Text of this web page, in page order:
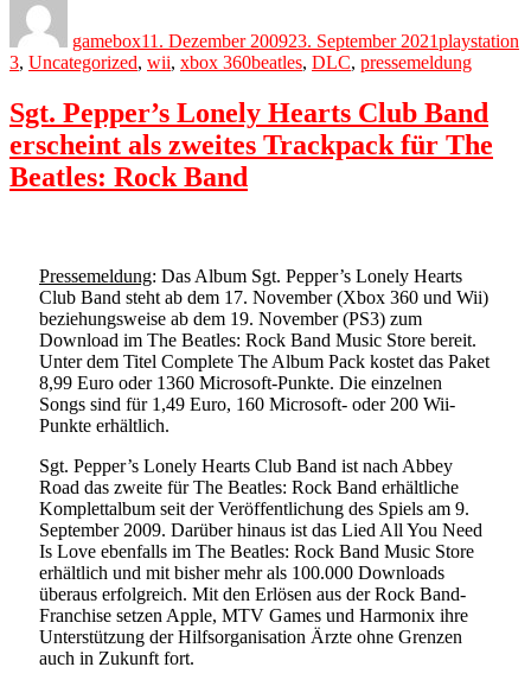
gamebox11. Dezember 200923. September 2021playstation
3, Uncategorized, wii, xbox 360Tags
beatles, DLC, pressemeldung
Sgt. Pepper’s Lonely Hearts Club Band
erscheint als zweites Trackpack für The
Beatles: Rock Band
Pressemeldung: Das Album Sgt. Pepper’s Lonely Hearts
Club Band steht ab dem 17. November (Xbox 360 und Wii)
beziehungsweise ab dem 19. November (PS3) zum
Download im The Beatles: Rock Band Music Store bereit.
Unter dem Titel Complete The Album Pack kostet das Paket
8,99 Euro oder 1360 Microsoft-Punkte. Die einzelnen
Songs sind für 1,49 Euro, 160 Microsoft- oder 200 Wii-
Punkte erhältlich.
Sgt. Pepper’s Lonely Hearts Club Band ist nach Abbey
Road das zweite für The Beatles: Rock Band erhältliche
Komplettalbum seit der Veröffentlichung des Spiels am 9.
September 2009. Darüber hinaus ist das Lied All You Need
Is Love ebenfalls im The Beatles: Rock Band Music Store
erhältlich und mit bisher mehr als 100.000 Downloads
überaus erfolgreich. Mit den Erlösen aus der Rock Band-
Franchise setzen Apple, MTV Games und Harmonix ihre
Unterstützung der Hilfsorganisation Ärzte ohne Grenzen
auch in Zukunft fort.